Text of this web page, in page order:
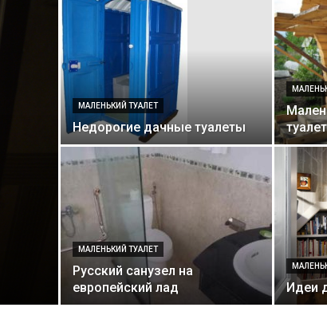
домах:
интерьеры,
фото,
МАЛЕНЬКИЙ ТУАЛЕТ
Недорогие дачные туалеты
туалет
МАЛЕНЬКИЙ ТУАЛЕТ
Русский санузел на
европейский лад
Идеи